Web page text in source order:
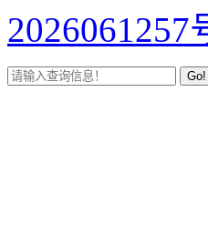
2026061257
Go!